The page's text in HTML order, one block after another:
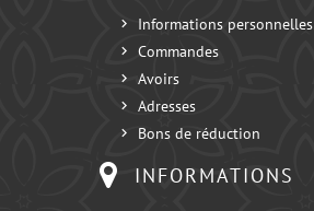
Informations personnelles
Commandes
Avoirs
Adresses
Bons de réduction
INFORMATIONS